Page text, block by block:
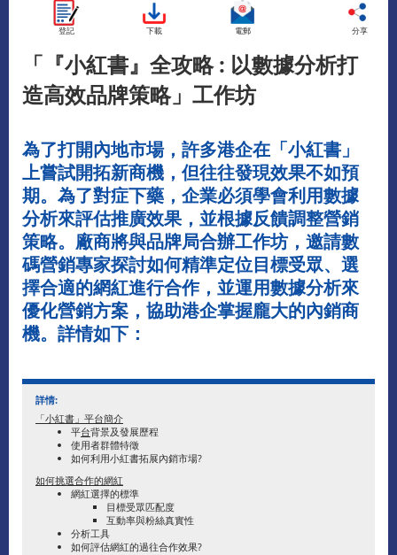
登記 下載 電郵 分享
「『小紅書』全攻略 : 以數據分析打
造高效品牌策略」工作坊
為了打開內地市場，許多港企在「小紅書」
上嘗試開拓新商機，但往往發現效果不如預
期。為了對症下藥，企業必須學會利用數據
分析來評估推廣效果，並根據反饋調整營銷
策略。廠商將與品牌局合辦工作坊，邀請數
碼營銷專家探討如何精準定位目標受眾、選
擇合適的網紅進行合作，並運用數據分析來
優化營銷方案，協助港企掌握龐大的內銷商
機。詳情如下：
詳情:
「小紅書」平台簡介
平台背景及發展歷程
使用者群體特徵
如何利用小紅書拓展內銷市場?
如何挑選合作的網紅
網紅選擇的標準
目標受眾匹配度
互動率與粉絲真實性
分析工具
如何評估網紅的過往合作效果?